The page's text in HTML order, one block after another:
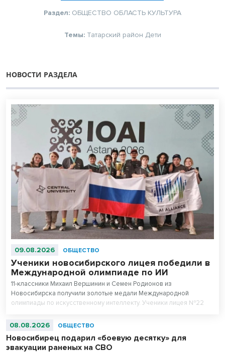
Раздел: ОБЩЕСТВО ОБЛАСТЬ КУЛЬТУРА
Темы: Татарский район Дети
НОВОСТИ РАЗДЕЛА
09.08.2026 ОБЩЕСТВО
Ученики новосибирского лицея победили в
Международной олимпиаде по ИИ
11-классники Михаил Вершинин и Семен Родионов из
Новосибирска получили золотые медали Международной
олимпиады по искусственному интеллекту. Ученики лицея №22
абсолютными чемпионами соревнований.
08.08.2026 ОБЩЕСТВО
Новосибирец подарил «боевую десятку» для
эвакуации раненых на СВО